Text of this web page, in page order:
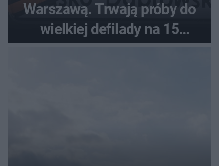
Warszawą. Trwają próby do
wielkiej defilady na 15